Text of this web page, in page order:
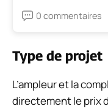
0 commentaires
Type de projet
L’ampleur et la
directement le prix